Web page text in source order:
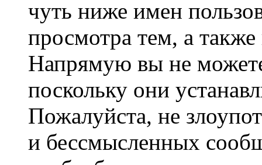
чуть ниже имен
просмотра тем, а
Напрямую вы не
поскольку они
Пожалуйста, не
и бессмысленных